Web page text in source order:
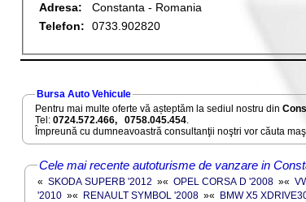
Adresa:
Constanta - Romania
Telefon:
0733.902820
Bursa Auto Vehicule
Pentru mai multe oferte vă așteptăm la sediul nostru din
Tel: 0724.572.466, 0758.045.454.
Împreună cu dumneavoastră consultanţii noştri vor căuta
Cele mai recente autoturisme de vanzare in
« SKODA SUPERB '2012 »« OPEL CORSA D '2008 »«
'2010 »« RENAULT SYMBOL '2008 »« BMW X5